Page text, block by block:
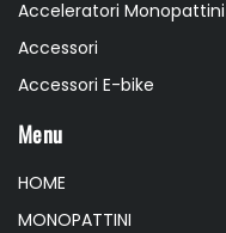
Acceleratori Monopattini
Accessori
Accessori E-bike
Menu
HOME
MONOPATTINI